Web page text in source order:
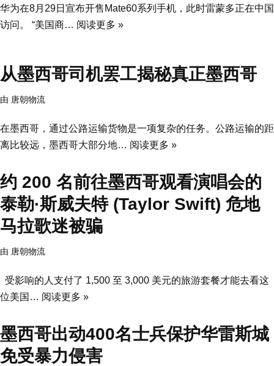
华为在8月29日宣布开售Mate60系列手机，此时雷蒙多正在中国
访问。 “美国商… 阅读更多 »
从墨西哥司机罢工揭秘真正墨西哥
由 唐朝物流
在墨西哥，通过公路运输货物是一项复杂的任务。公路运输的距
离比较远，墨西哥大部分地… 阅读更多 »
约 200 名前往墨西哥观看演唱会的
泰勒·斯威夫特 (Taylor Swift) 危地
马拉歌迷被骗
由 唐朝物流
受影响的人支付了 1,500 至 3,000 美元的旅游套餐才能去看这
位美国… 阅读更多 »
墨西哥出动400名士兵保护华雷斯城
免受暴力侵害